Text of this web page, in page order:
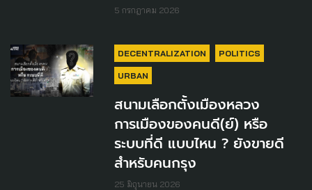
5 กรกฎาคม 2026
DECENTRALIZATION POLITICS
URBAN
สนามเลือกตั้งเมืองหลวง
การเมืองของคนดี(ย์) หรือ
ระบบที่ดี แบบไหน ? ยังขายดี
สำหรับคนกรุง
25 มิถุนายน 2026